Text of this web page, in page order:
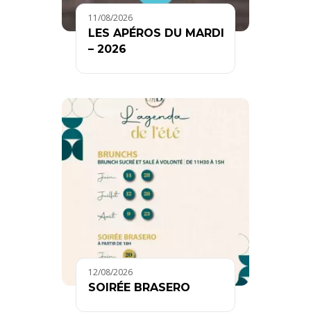
11/08/2026
LES APÉROS DU MARDI
– 2026
12/08/2026
SOIRÉE BRASERO